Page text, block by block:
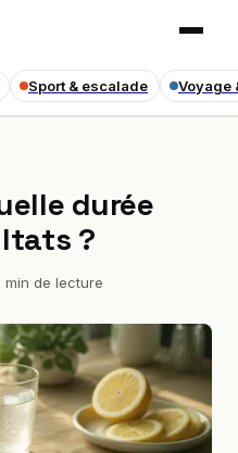
Sport & escalade Voyage
durée
?
min de lecture